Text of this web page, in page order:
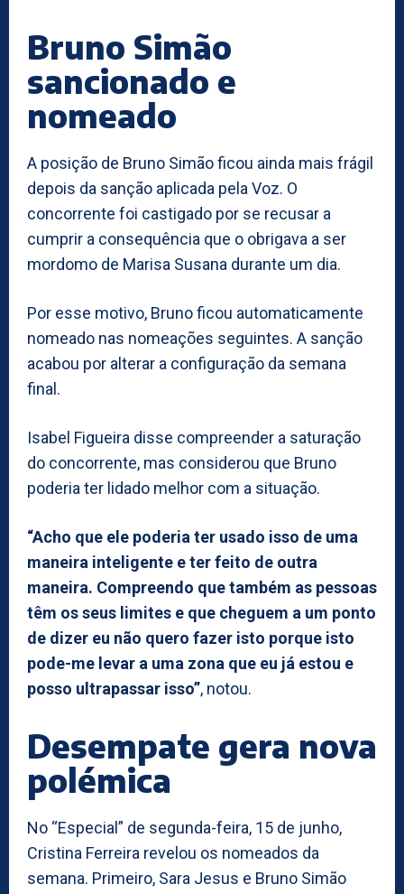
Bruno Simão
sancionado e
nomeado
A posição de Bruno Simão ficou ainda mais frágil
depois da sanção aplicada pela Voz. O
concorrente foi castigado por se recusar a
cumprir a consequência que o obrigava a ser
mordomo de Marisa Susana durante um dia.
Por esse motivo, Bruno ficou automaticamente
nomeado nas nomeações seguintes. A sanção
acabou por alterar a configuração da semana
final.
Isabel Figueira disse compreender a saturação
do concorrente, mas considerou que Bruno
poderia ter lidado melhor com a situação.
“Acho que ele poderia ter usado isso de uma
maneira inteligente e ter feito de outra
maneira. Compreendo que também as pessoas
têm os seus limites e que cheguem a um ponto
de dizer eu não quero fazer isto porque isto
pode-me levar a uma zona que eu já estou e
posso ultrapassar isso”, notou.
Desempate gera nova
polémica
No “Especial” de segunda-feira, 15 de junho,
Cristina Ferreira revelou os nomeados da
semana. Primeiro, Sara Jesus e Bruno Simão